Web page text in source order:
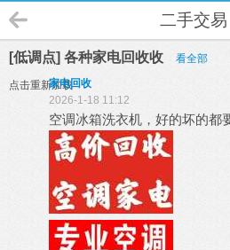
二手交易
[低调点] 各种家电回收收 看全部
点击重新加载
家电回收
2026-1-18 11:12
空调冰箱洗衣机，好的坏的都